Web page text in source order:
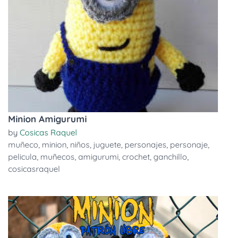
Minion Amigurumi
by Cosicas Raquel
muñeco, minion, niños, juguete, personajes, personaje,
pelicula, muñecos, amigurumi, crochet, ganchillo,
cosicasraquel